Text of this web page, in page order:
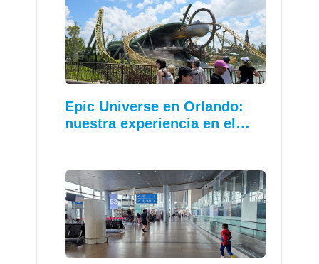
Epic Universe en Orlando:
nuestra experiencia en el…